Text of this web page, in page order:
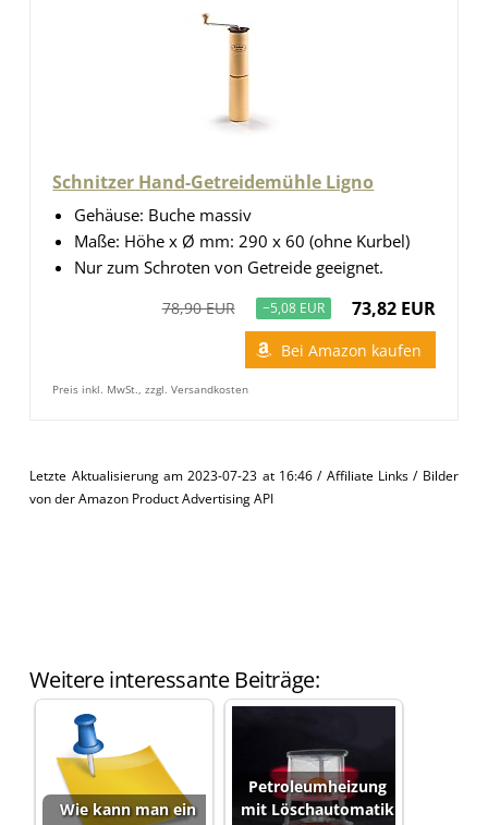
Schnitzer Hand-Getreidemühle Ligno
Gehäuse: Buche massiv
Maße: Höhe x Ø mm: 290 x 60 (ohne Kurbel)
Nur zum Schroten von Getreide geeignet.
78,90 EUR −5,08 EUR 73,82 EUR
Bei Amazon kaufen
Preis inkl. MwSt., zzgl. Versandkosten
Letzte Aktualisierung am 2023-07-23 at 16:46 / Affiliate Links / Bilder
von der Amazon Product Advertising API
Weitere interessante Beiträge:
Wie kann man ein
Petroleumheizung
mit Löschautomatik